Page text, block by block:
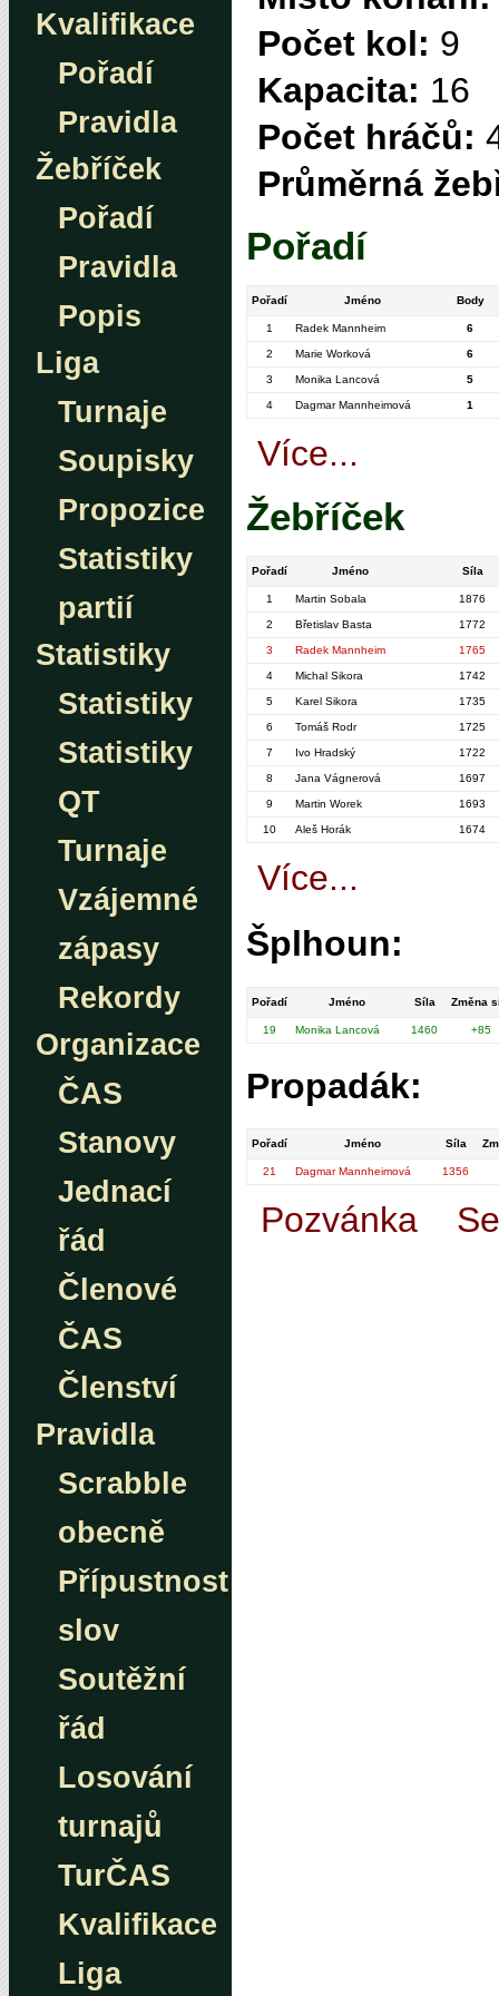
Kvalifikace
Pořadí
Pravidla
Žebříček
Pořadí
Pravidla
Popis
Liga
Turnaje
Soupisky
Propozice
Statistiky
partií
Statistiky
Statistiky
Statistiky
QT
Turnaje
Vzájemné
zápasy
Rekordy
Organizace
ČAS
Stanovy
Jednací
řád
Členové
ČAS
Členství
Pravidla
Scrabble
obecně
Přípustnost
slov
Soutěžní
řád
Losování
turnajů
TurČAS
Kvalifikace
Liga
Počet kol: 9
Kapacita: 16
Počet hráčů:
Průměrná
Pořadí
Pořadí Jméno Body
1 Radek Mannheim 6
2 Marie Worková 6
3 Monika Lancová 5
4 Dagmar Mannheimová 1
Více...
Žebříček
Pořadí Jméno Síla
1 Martin Sobala 1876
2 Břetislav Basta 1772
3 Radek Mannheim 1765
4 Michal Sikora 1742
5 Karel Sikora 1735
6 Tomáš Rodr 1725
7 Ivo Hradský 1722
8 Jana Vágnerová 1697
9 Martin Worek 1693
10 Aleš Horák 1674
Více...
Šplhoun:
Pořadí Jméno Síla Změna
19 Monika Lancová 1460 +85
Propadák:
Pořadí Jméno Síla
21 Dagmar Mannheimová 1356
Pozvánka